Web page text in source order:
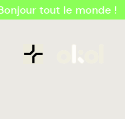
tout le monde !